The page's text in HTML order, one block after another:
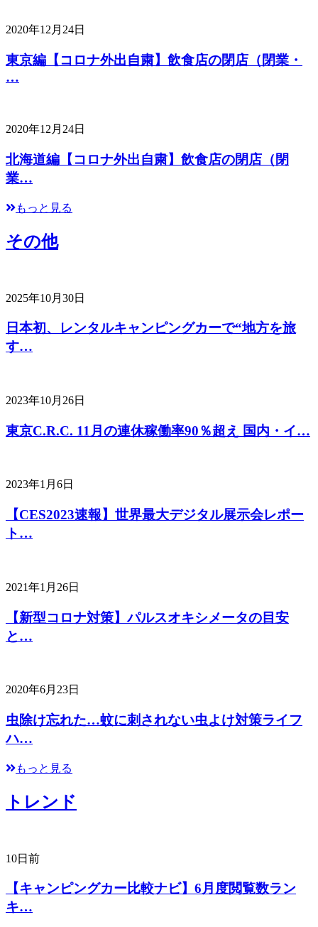
2020年12月24日
東京編【コロナ外出自粛】飲食店の閉店（閉業・
…
2020年12月24日
北海道編【コロナ外出自粛】飲食店の閉店（閉
業…
もっと見る
その他
2025年10月30日
日本初、レンタルキャンピングカーで“地方を旅
す…
2023年10月26日
東京C.R.C. 11月の連休稼働率90％超え 国内・イ…
2023年1月6日
【CES2023速報】世界最大デジタル展示会レポー
ト…
2021年1月26日
【新型コロナ対策】パルスオキシメータの目安
と…
2020年6月23日
虫除け忘れた…蚊に刺されない虫よけ対策ライフ
ハ…
もっと見る
トレンド
10日前
【キャンピングカー比較ナビ】6月度閲覧数ラン
キ…